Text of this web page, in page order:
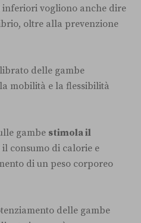
vogliono anche dire
oltre alla prevenzione
delle gambe
mobilità e la flessibilità
gambe stimola il
consumo di calorie e
di un peso corporeo
delle gambe